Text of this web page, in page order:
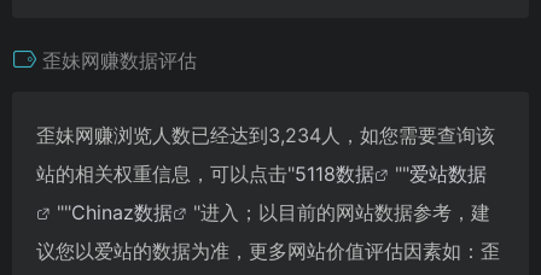
歪妹网赚数据评估
歪妹网赚浏览人数已经达到3,234人，如您需要查询该
站的相关权重信息，可以点击"5118数据 ""爱站数据
""Chinaz数据
"进入；以目前的网站数据参考，建
议您以爱站的数据为准，更多网站价值评估因素如：歪